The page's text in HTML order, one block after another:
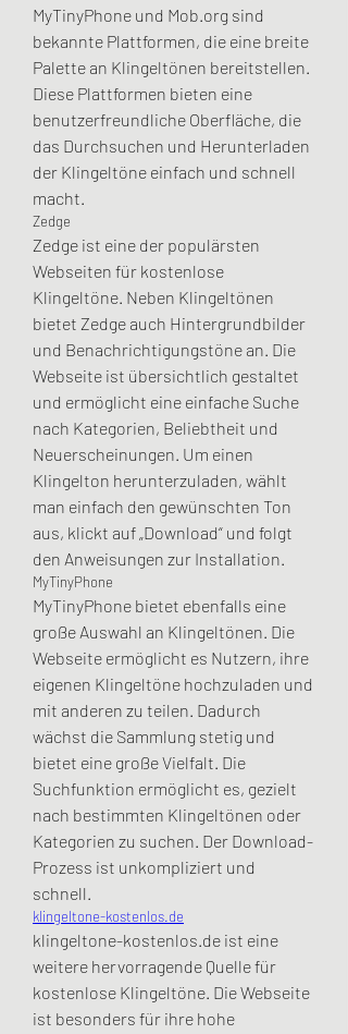
MyTinyPhone und Mob.org sind
bekannte Plattformen, die eine breite
Palette an Klingeltönen bereitstellen.
Diese Plattformen bieten eine
benutzerfreundliche Oberfläche, die
das Durchsuchen und Herunterladen
der Klingeltöne einfach und schnell
macht.
Zedge
Zedge ist eine der populärsten
Webseiten für kostenlose
Klingeltöne. Neben Klingeltönen
bietet Zedge auch Hintergrundbilder
und Benachrichtigungstöne an. Die
Webseite ist übersichtlich gestaltet
und ermöglicht eine einfache Suche
nach Kategorien, Beliebtheit und
Neuerscheinungen. Um einen
Klingelton herunterzuladen, wählt
man einfach den gewünschten Ton
aus, klickt auf „Download“ und folgt
den Anweisungen zur Installation.
MyTinyPhone
MyTinyPhone bietet ebenfalls eine
große Auswahl an Klingeltönen. Die
Webseite ermöglicht es Nutzern, ihre
eigenen Klingeltöne hochzuladen und
mit anderen zu teilen. Dadurch
wächst die Sammlung stetig und
bietet eine große Vielfalt. Die
Suchfunktion ermöglicht es, gezielt
nach bestimmten Klingeltönen oder
Kategorien zu suchen. Der Download-
Prozess ist unkompliziert und
schnell.
klingeltone-kostenlos.de
klingeltone-kostenlos.de ist eine
weitere hervorragende Quelle für
kostenlose Klingeltöne. Die Webseite
ist besonders für ihre hohe